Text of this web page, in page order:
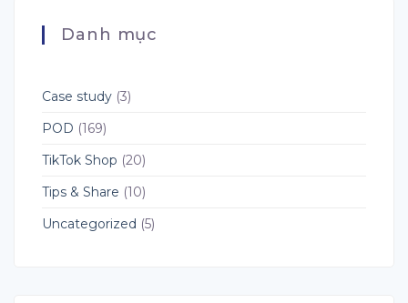
Danh mục
Case study (3)
POD (169)
TikTok Shop (20)
Tips & Share (10)
Uncategorized (5)